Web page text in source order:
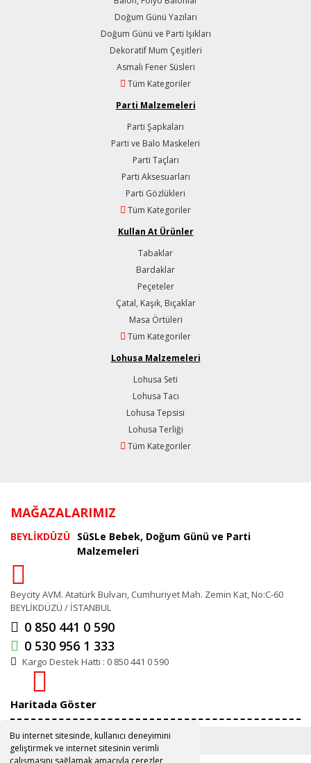
Bu internet sitesinde, kullanıcı deneyimini
geliştirmek ve internet sitesinin verimli
çalışmasını sağlamak amacıyla çerezler
Doğum Günü Yazıları
Doğum Günü ve Parti Işıkları
Dekoratif Mum Çeşitleri
Asmalı Fener Süsleri
Tüm Kategoriler
Parti Malzemeleri
Parti Şapkaları
Parti ve Balo Maskeleri
Parti Taçları
Parti Aksesuarları
Parti Gözlükleri
Tüm Kategoriler
Kullan At Ürünler
Tabaklar
Bardaklar
Peçeteler
Çatal, Kaşık, Bıçaklar
Masa Örtüleri
Tüm Kategoriler
Lohusa Malzemeleri
Lohusa Seti
Lohusa Tacı
Lohusa Tepsisi
Lohusa Terliği
Tüm Kategoriler
MAĞAZALARIMIZ
BEYLİKDÜZÜ SüSLe Bebek, Doğum Günü ve Parti
Malzemeleri
Beycity AVM. Atatürk Bulvarı, Cumhuriyet Mah. Zemin Kat, No:C-60
BEYLİKDÜZÜ / İSTANBUL
0 850 441 0 590
0 530 956 1 333
Kargo Destek Hattı : 0 850 441 0 590
Haritada Göster